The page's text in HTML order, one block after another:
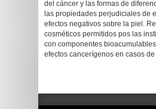
del cáncer y las formas de
las propiedades perjudiciales de
efectos negativos sobre la piel.
cosméticos permitidos pos las
con componentes
efectos cancerígenos en casos